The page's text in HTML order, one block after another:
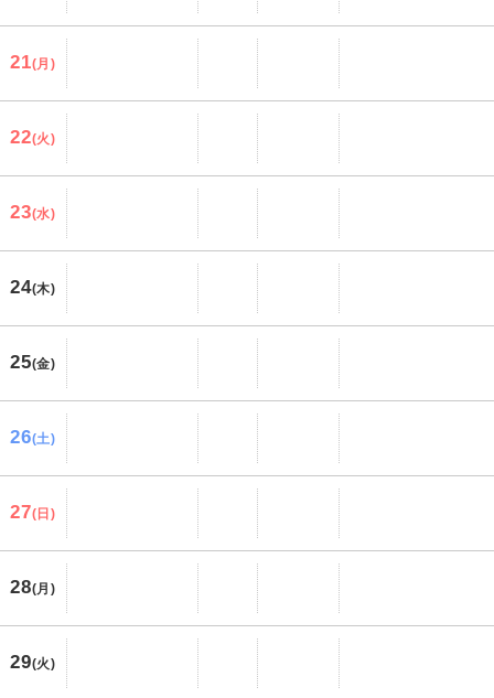
21(月)
22(火)
23(水)
24(木)
25(金)
26(土)
27(日)
28(月)
29(火)